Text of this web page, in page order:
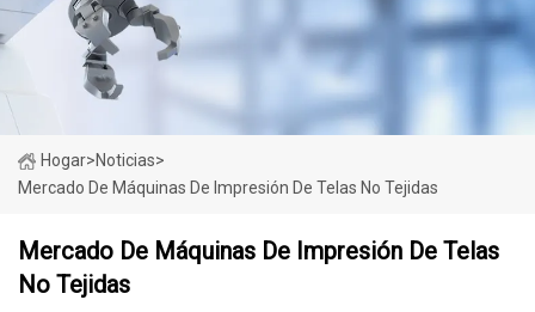
Hogar>Noticias>
Mercado De Máquinas De Impresión De Telas No Tejidas
Mercado De Máquinas De Impresión De Telas
No Tejidas